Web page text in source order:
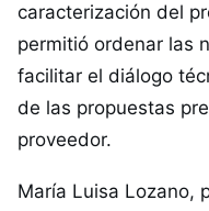
caracterización del
permitió ordenar las
facilitar el diálogo
de las propuestas
proveedor.
María Luisa Lozano,